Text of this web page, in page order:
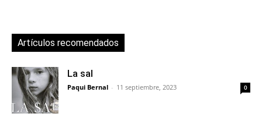
Artículos recomendados
La sal
Paqui Bernal - 11 septiembre, 2023 0